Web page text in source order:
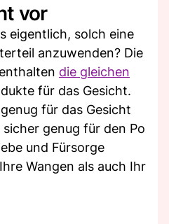
vor
eigentlich, solch eine
anzuwenden? Die
die gleichen
für das Gesicht.
für das Gesicht
genug für den Po
und Fürsorge
Wangen als auch Ihr